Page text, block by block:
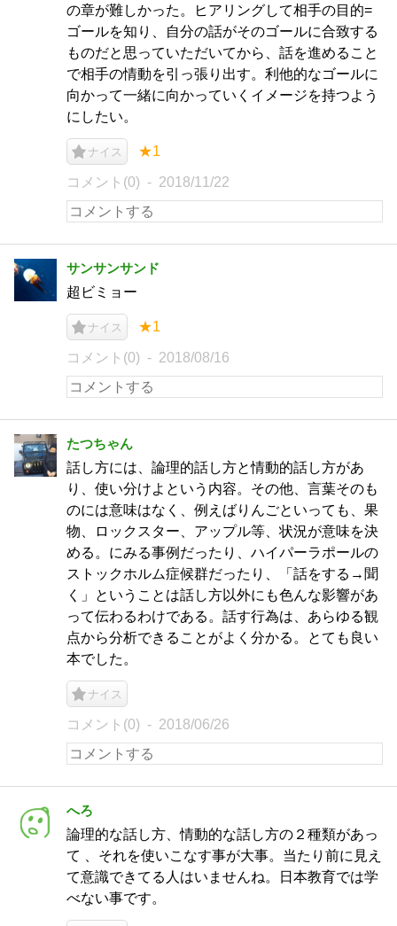
の章が難しかった。ヒアリングして相手の目的=
ゴールを知り、自分の話がそのゴールに合致する
ものだと思っていただいてから、話を進めること
で相手の情動を引っ張り出す。利他的なゴールに
向かって一緒に向かっていくイメージを持つよう
にしたい。
ナイス ★1
コメント(0) 2018/11/22
サンサンサンド
超ビミョー
ナイス ★1
コメント(0) 2018/08/16
たつちゃん
話し方には、論理的話し方と情動的話し方があ
り、使い分けよという内容。その他、言葉そのも
のには意味はなく、例えばりんごといっても、果
物、ロックスター、アップル等、状況が意味を決
める。にみる事例だったり、ハイパーラポールの
ストックホルム症候群だったり、「話をする→聞
く」ということは話し方以外にも色んな影響があ
って伝わるわけである。話す行為は、あらゆる観
点から分析できることがよく分かる。とても良い
本でした。
ナイス
コメント(0) 2018/06/26
へろ
論理的な話し方、情動的な話し方の２種類があっ
て 、それを使いこなす事が大事。当たり前に見え
て意識できてる人はいませんね。日本教育では学
べない事です。